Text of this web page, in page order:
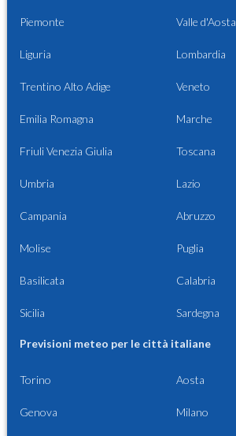
Piemonte Valle d'Aosta
Liguria Lombardia
Trentino Alto Adige Veneto
Emilia Romagna Marche
Friuli Venezia Giulia Toscana
Umbria Lazio
Campania Abruzzo
Molise Puglia
Basilicata Calabria
Sicilia Sardegna
Previsioni meteo per le città italiane
Torino Aosta
Genova Milano